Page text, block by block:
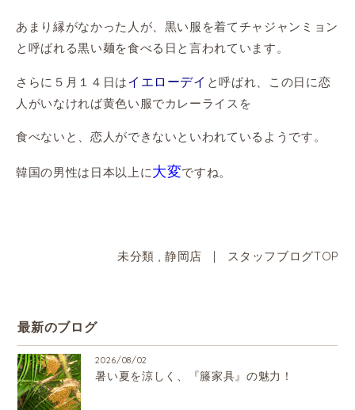
あまり縁がなかった人が、黒い服を着てチャジャンミョン
と呼ばれる黒い麺を食べる日と言われています。
さらに５月１４日はイエローデイ と呼ばれ、この日に恋
人がいなければ黄色い服でカレーライスを
食べないと、恋人ができないといわれているようです。
韓国の男性は日本以上に大変ですね。
未分類 静岡店 | スタッフブログTOP
最新のブログ
2026/08/02
暑い夏を涼しく、『籐家具』の魅力！